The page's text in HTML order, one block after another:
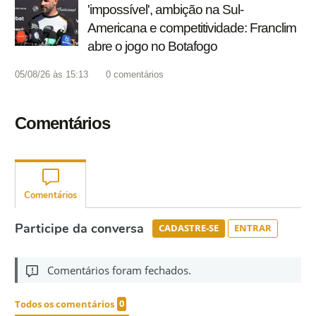
'impossível', ambição na Sul-
Americana e competitividade: Franclim
abre o jogo no Botafogo
05/08/26 às 15:13 0 comentários
Comentários